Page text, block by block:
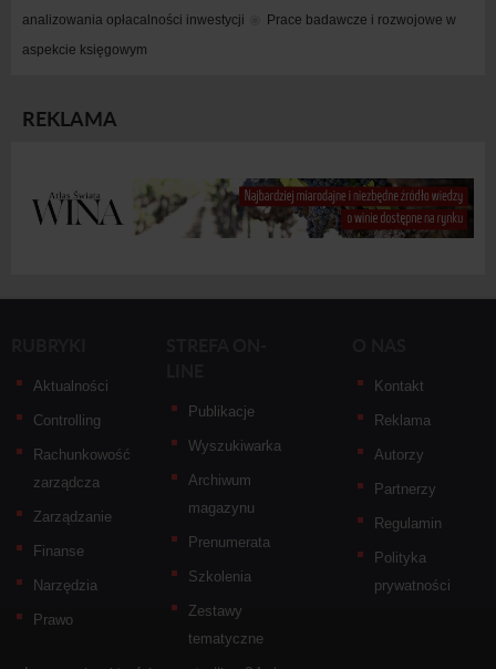
analizowania opłacalności inwestycji
Prace badawcze i rozwojowe w
aspekcie księgowym
REKLAMA
Aktualności
Controlling
Rachunkowość
zarządcza
Zarządzanie
Finanse
Narzędzia
Prawo
Publikacje
Wyszukiwarka
Archiwum
magazynu
Prenumerata
Szkolenia
Zestawy
tematyczne
Kontakt
Reklama
Autorzy
Partnerzy
Regulamin
Polityka
prywatności